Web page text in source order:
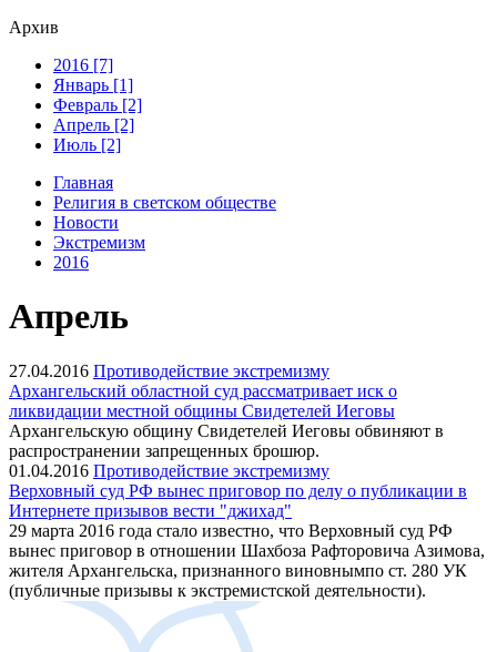
Архив
2016 [7]
Январь [1]
Февраль [2]
Апрель [2]
Июль [2]
Главная
Религия в светском обществе
Новости
Экстремизм
2016
Апрель
27.04.2016 Противодействие экстремизму
Архангельский областной суд рассматривает иск о
ликвидации местной общины Свидетелей Иеговы
Архангельскую общину Свидетелей Иеговы обвиняют в
распространении запрещенных брошюр.
01.04.2016 Противодействие экстремизму
Верховный суд РФ вынес приговор по делу о публикации в
Интернете призывов вести "джихад"
29 марта 2016 года стало известно, что Верховный суд РФ
вынес приговор в отношении Шахбоза Рафторовича Азимова,
жителя Архангельска, признанного виновнымпо ст. 280 УК
(публичные призывы к экстремистской деятельности).